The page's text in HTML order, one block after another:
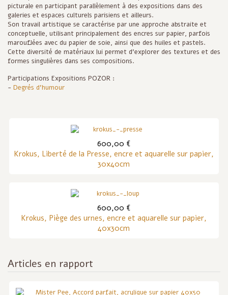
picturale en participant parallèlement à des expositions dans des
galeries et espaces culturels parisiens et ailleurs.
Son travail artistique se caractérise par une approche abstraite et
conceptuelle, utilisant principalement des encres sur papier, parfois
marouflées avec du papier de soie, ainsi que des huiles et pastels.
Cette diversité de matériaux lui permet d'explorer des textures et des
formes singulières dans ses compositions.
Participations Expositions POZOR :
- Degrés d'humour
600,00 €
Krokus, Liberté de la Presse, encre et aquarelle sur papier,
30x40cm
600,00 €
Krokus, Piège des urnes, encre et aquarelle sur papier,
40x30cm
Articles en rapport